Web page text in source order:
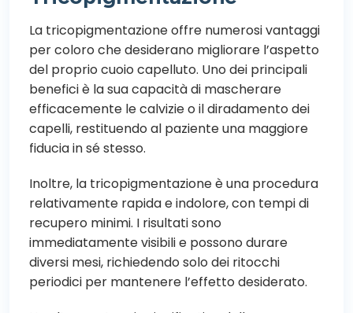
La tricopigmentazione offre numerosi vantaggi
per coloro che desiderano migliorare l’aspetto
del proprio cuoio capelluto. Uno dei principali
benefici è la sua capacità di mascherare
efficacemente le calvizie o il diradamento dei
capelli, restituendo al paziente una maggiore
fiducia in sé stesso.
Inoltre, la tricopigmentazione è una procedura
relativamente rapida e indolore, con tempi di
recupero minimi. I risultati sono
immediatamente visibili e possono durare
diversi mesi, richiedendo solo dei ritocchi
periodici per mantenere l’effetto desiderato.